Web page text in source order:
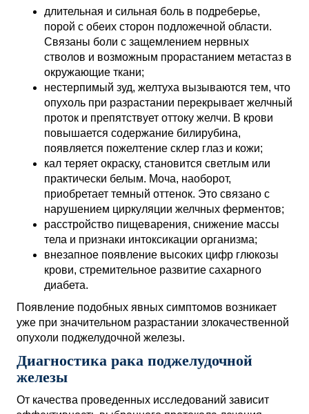
длительная и сильная боль в подреберье,
порой с обеих сторон подложечной области.
Связаны боли с защемлением нервных
стволов и возможным прорастанием метастаз в
окружающие ткани;
нестерпимый зуд, желтуха вызываются тем, что
опухоль при разрастании перекрывает желчный
проток и препятствует оттоку желчи. В крови
повышается содержание билирубина,
появляется пожелтение склер глаз и кожи;
кал теряет окраску, становится светлым или
практически белым. Моча, наоборот,
приобретает темный оттенок. Это связано с
нарушением циркуляции желчных ферментов;
расстройство пищеварения, снижение массы
тела и признаки интоксикации организма;
внезапное появление высоких цифр глюкозы
крови, стремительное развитие сахарного
диабета.
Появление подобных явных симптомов возникает
уже при значительном разрастании злокачественной
опухоли поджелудочной железы.
Диагностика рака поджелудочной
железы
От качества проведенных исследований зависит